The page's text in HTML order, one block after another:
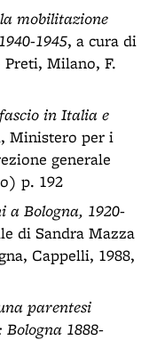
mobilitazione
1945, a cura di
Milano, F.
in Italia e
Ministero per i
generale
p. 192
Bologna, 1920-
di Sandra Mazza
Cappelli, 1988,
parentesi
1888-